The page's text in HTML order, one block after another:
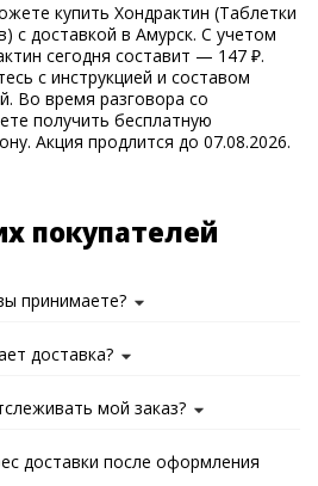
купить Хондрактин (Таблетки
с доставкой в Амурск. С учетом
сегодня составит — 147 ₽.
с инструкцией и составом
Во время разговора со
получить бесплатную
Акция продлится до 07.08.2026.
покупателей
принимаете?
доставка?
мой заказ?
доставки после оформления